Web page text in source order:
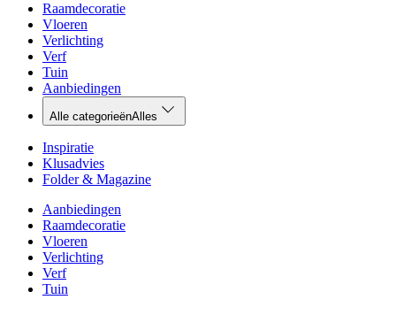
Raamdecoratie
Vloeren
Verlichting
Verf
Tuin
Aanbiedingen
Alle categorieënAlles
Inspiratie
Klusadvies
Folder & Magazine
Aanbiedingen
Raamdecoratie
Vloeren
Verlichting
Verf
Tuin